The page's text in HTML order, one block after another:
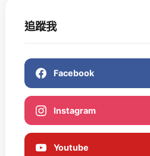
追蹤我
Facebook
Instagram
Youtube